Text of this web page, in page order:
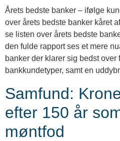
Årets bedste banker – ifølge
over årets bedste banker kåret
se listen over årets bedste
den fulde rapport ses et mere
banker der klarer sig bedst over
bankkundetyper, samt en
Samfund:
efter 150 år
møntfod